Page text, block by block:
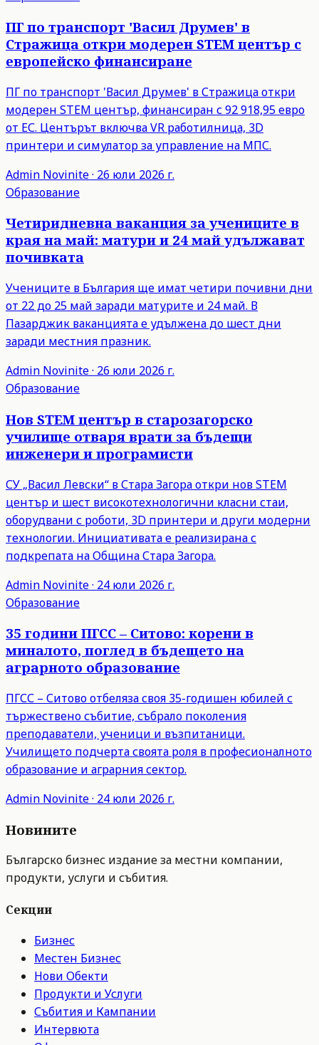
ПГ по транспорт 'Васил Друмев' в
Стражица откри модерен STEM център с
европейско финансиране
ПГ по транспорт 'Васил Друмев' в Стражица откри
модерен STEM център, финансиран с 92 918,95 евро
от ЕС. Центърът включва VR работилница, 3D
принтери и симулатор за управление на МПС.
Admin Novinite· 26 юли 2026 г.
Образование
Четиридневна ваканция за учениците в
края на май: матури и 24 май удължават
почивката
Учениците в България ще имат четири почивни дни
от 22 до 25 май заради матурите и 24 май. В
Пазарджик ваканцията е удължена до шест дни
заради местния празник.
Admin Novinite· 26 юли 2026 г.
Образование
Нов STEM център в старозагорско
училище отваря врати за бъдещи
инженери и програмисти
СУ „Васил Левски“ в Стара Загора откри нов STEM
център и шест високотехнологични класни стаи,
оборудвани с роботи, 3D принтери и други модерни
технологии. Инициативата е реализирана с
подкрепата на Община Стара Загора.
Admin Novinite· 24 юли 2026 г.
Образование
35 години ПГСС – Ситово: корени в
миналото, поглед в бъдещето на
аграрното образование
ПГСС – Ситово отбеляза своя 35-годишен юбилей с
тържествено събитие, събрало поколения
преподаватели, ученици и възпитаници.
Училището подчерта своята роля в професионалното
образование и аграрния сектор.
Admin Novinite· 24 юли 2026 г.
Новините
Българско бизнес издание за местни компании,
продукти, услуги и събития.
Секции
Бизнес
Местен Бизнес
Нови Обекти
Продукти и Услуги
Събития и Кампании
Интервюта